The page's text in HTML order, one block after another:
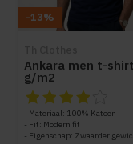
-13%
Ankara men t-
g/m2
De beoordeling
Materiaal: 100% Katoen
Fit: Modern fit
Eigenschap: Zwaarder